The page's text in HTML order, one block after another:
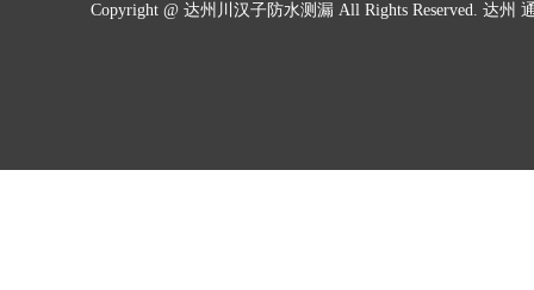
Copyright @ 达州川汉子防水测漏 All Rights Reserved. 达州